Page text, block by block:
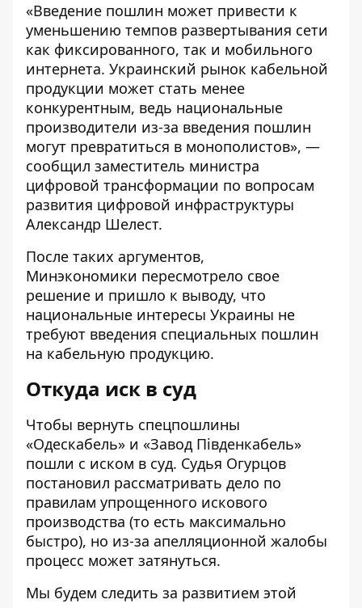
«Введение пошлин может привести к
уменьшению темпов развертывания сети
как фиксированного, так и мобильного
интернета. Украинский рынок кабельной
продукции может стать менее
конкурентным, ведь национальные
производители из-за введения пошлин
могут превратиться в монополистов», —
сообщил заместитель министра
цифровой трансформации по вопросам
развития цифровой инфраструктуры
Александр Шелест.
После таких аргументов,
Минэкономики пересмотрело свое
решение и пришло к выводу, что
национальные интересы Украины не
требуют введения специальных пошлин
на кабельную продукцию.
Откуда иск в суд
Чтобы вернуть спецпошлины
«Одескабель» и «Завод Південкабель»
пошли с иском в суд. Судья Огурцов
постановил рассматривать дело по
правилам упрощенного искового
производства (то есть максимально
быстро), но из-за апелляционной жалобы
процесс может затянуться.
Мы будем следить за развитием этой